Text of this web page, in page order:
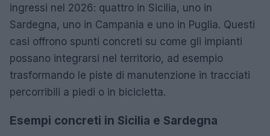
ingressi nel 2026: quattro in Sicilia, uno in
Sardegna, uno in Campania e uno in Puglia. Questi
casi offrono spunti concreti su come gli impianti
possano integrarsi nel territorio, ad esempio
trasformando le piste di manutenzione in tracciati
percorribili a piedi o in bicicletta.
Esempi concreti in Sicilia e Sardegna